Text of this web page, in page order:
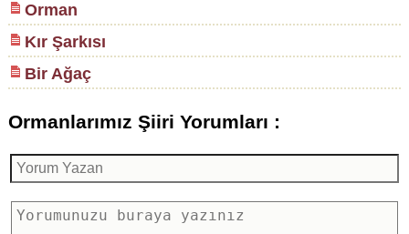
Orman
Kır Şarkısı
Bir Ağaç
Ormanlarımız Şiiri Yorumları :